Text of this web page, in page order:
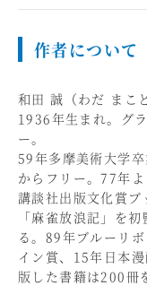
作者について
和田 誠（わだ まこ
1936年生まれ。グ
ー。
59年多摩美術大学
からフリー。77年
講談社出版文化賞
「麻雀放浪記」を
る。89年ブルーリ
イン賞、15年日本
版した書籍は200冊